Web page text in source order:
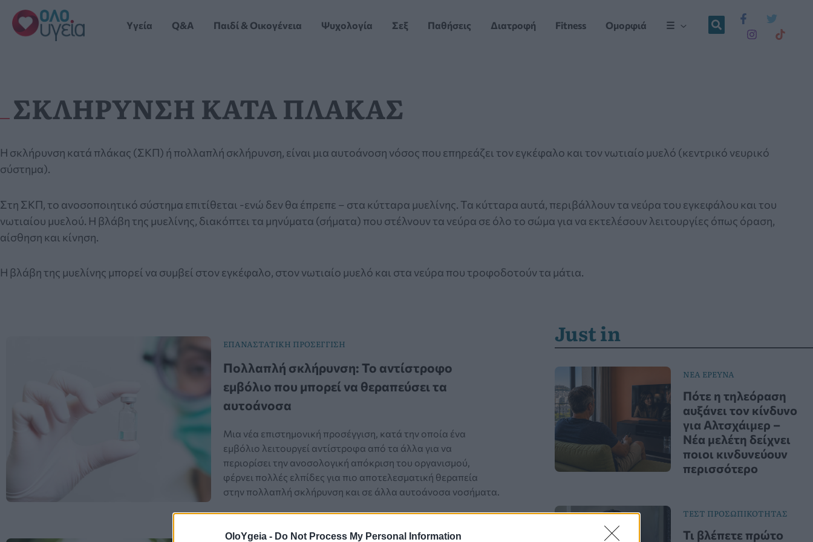
OloYgeia - Do Not Process My Personal Information
Μετάβαση
στο
περιεχόμενο
Yγεία Q&A Παιδί & Οικογένεια Ψυχολογία Σεξ Παθήσεις Διατροφή Fitness Ομορφιά ☰
ΣΚΛΗΡΥΝΣΗ ΚΑΤΑ ΠΛΑΚΑΣ
Η σκλήρυνση κατά πλάκας (ΣΚΠ) ή πολλαπλή σκλήρυνση, είναι μια αυτοάνοση νόσος που επηρεάζει τον εγκέφαλο και τον νωτιαίο μυελό (κεντρικό νευρικό
σύστημα).
Στη ΣΚΠ, το ανοσοποιητικό σύστημα επιτίθεται -ενώ δεν θα έπρεπε – στα κύτταρα μυελίνης. Τα κύτταρα αυτά, περιβάλλουν τα νεύρα του εγκεφάλου και του
νωτιαίου μυελού. Η βλάβη της μυελίνης, διακόπτει τα μηνύματα (σήματα) που στέλνουν τα νεύρα σε όλο το σώμα για να εκτελέσουν λειτουργίες όπως όραση,
αίσθηση και κίνηση.
Η βλάβη της μυελίνης μπορεί να συμβεί στον εγκέφαλο, στον νωτιαίο μυελό και στα νεύρα που τροφοδοτούν τα μάτια.
ΕΠΑΝΑΣΤΑΤΙΚΗ ΠΡΟΣΕΓΓΙΣΗ
Πολλαπλή σκλήρυνση: Το αντίστροφο
εμβόλιο που μπορεί να θεραπεύσει τα
αυτοάνοσα
Μια νέα επιστημονική προσέγγιση, κατά την οποία ένα
εμβόλιο λειτουργεί αντίστροφα από τα άλλα για να
περιορίσει την ανοσολογική απόκριση του οργανισμού,
φέρνει πολλές ελπίδες για πιο αποτελεσματική θεραπεία
στην πολλαπλή σκλήρυνση και σε άλλα αυτοάνοσα νοσήματα.
Just in
ΝΕΑ ΕΡΕΥΝΑ
Πότε η τηλεόραση
αυξάνει τον κίνδυνο
για Αλτσχάιμερ –
Νέα μελέτη δείχνει
ποιοι κινδυνεύουν
περισσότερο
ΤΕΣΤ ΠΡΟΣΩΠΙΚΟΤΗΤΑΣ
Τι βλέπετε πρώτο